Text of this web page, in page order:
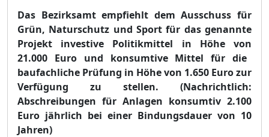
Das Bezirksamt empfiehlt demAusschuss für
Grün, Naturschutz und Sport für das genannte
Projekt investive Politikmittel in Höhe von
21.000 Euro und konsumtive Mittel für die
baufachliche Prüfung in Höhe von 1.650 Euro zur
Verfügung zu stellen.
(Nachrichtlich:
Abschreibungen für Anlagen konsumtiv 2.100
Euro jährlich bei einer Bindungsdauer von 10
Jahren)